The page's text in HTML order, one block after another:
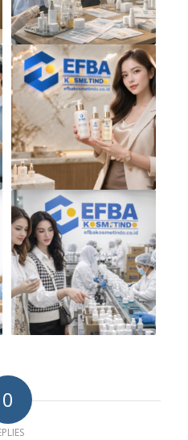
0